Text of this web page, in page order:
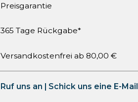
Preisgarantie
365 Tage Rückgabe*
Versandkostenfrei ab 80,00 €
Ruf uns an | Schick uns eine E-Mail